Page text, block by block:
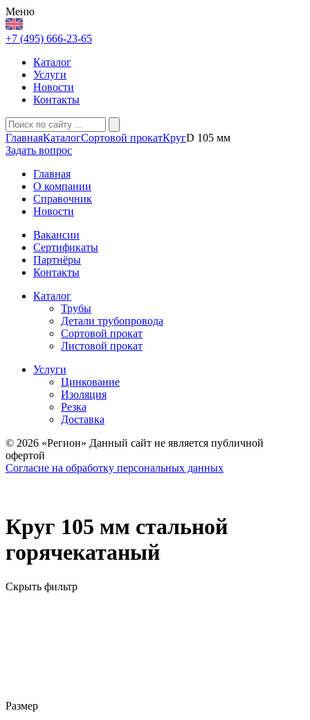
Меню
+7 (495) 666-23-65
Каталог
Услуги
Новости
Контакты
ГлавнаяКаталогСортовой прокатКругD 105 мм
Задать вопрос
Главная
О компании
Справочник
Новости
Вакансии
Сертификаты
Партнёры
Контакты
Каталог
Трубы
Детали трубопровода
Сортовой прокат
Листовой прокат
Услуги
Цинкование
Изоляция
Резка
Доставка
© 2026 «Регион» Данный сайт не является публичной
офертой
Согласие на обработку персональных данных
Круг 105 мм стальной
горячекатаный
Скрыть фильтр
Размер